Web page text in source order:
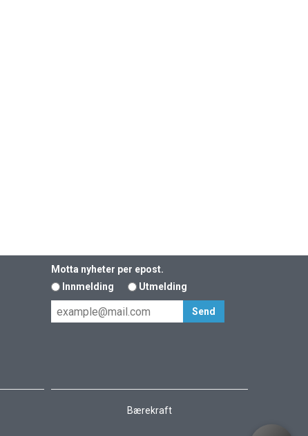
Motta nyheter per epost.
Innmelding
Utmelding
Bærekraft